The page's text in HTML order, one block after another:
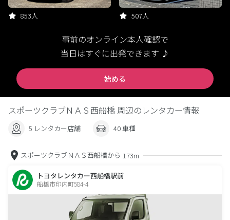
853人 507人
事前のオンライン本人確認で
当日はすぐに出発できます ♪
始める
スポーツクラブＮＡＳ西船橋 周辺のレンタカー情報
5 レンタカー店舗 40 車種
スポーツクラブＮＡＳ西船橋から 173m
トヨタレンタカー西船橋駅前
船橋市印内町584-4